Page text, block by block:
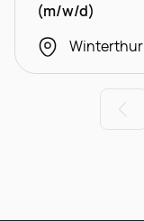
(m/w/d)
Winterthur